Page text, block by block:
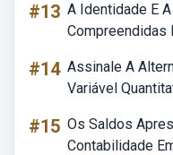
#13 A Identidade E
Compreendidas
#14 Assinale A
Variável
#15 Os Saldos
Contabilidade